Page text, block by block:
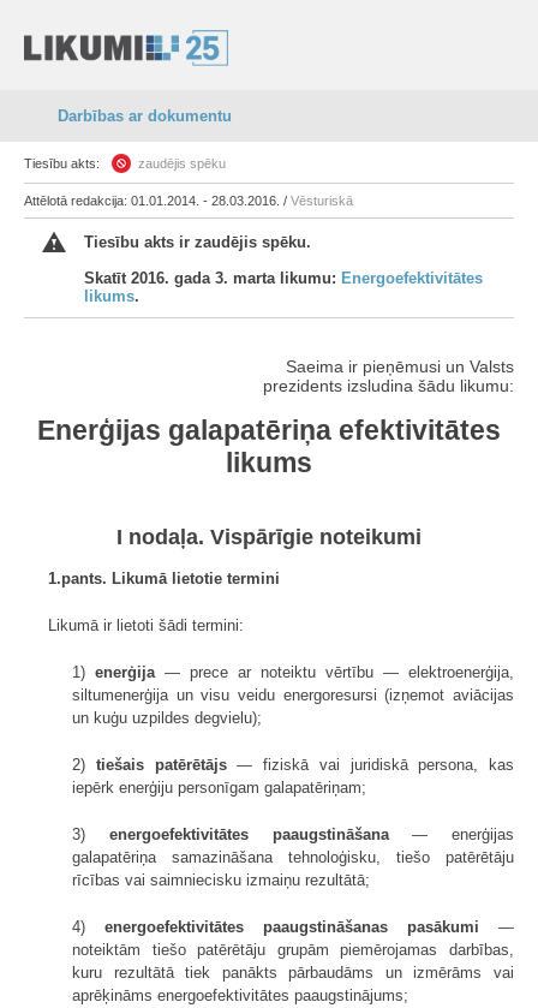
Darbības ar dokumentu
Tiesību akts: zaudējis spēku
Attēlotā redakcija: 01.01.2014. - 28.03.2016. / Vēsturiskā
Tiesību akts ir zaudējis spēku.
Skatīt 2016. gada 3. marta likumu: Energoefektivitātes
likums.
Saeima ir pieņēmusi un Valsts
prezidents izsludina šādu likumu:
Enerģijas galapatēriņa efektivitātes
likums
I nodaļa. Vispārīgie noteikumi
1.pants. Likumā lietotie termini
Likumā ir lietoti šādi termini:
1) enerģija — prece ar noteiktu vērtību — elektroenerģija,
siltumenerģija un visu veidu energoresursi (izņemot aviācijas
un kuģu uzpildes degvielu);
2) tiešais patērētājs— fiziskā vai juridiskā persona, kas
iepērk enerģiju personīgam galapatēriņam;
3) energoefektivitātes paaugstināšana— enerģijas
galapatēriņa samazināšana tehnoloģisku, tiešo patērētāju
rīcības vai saimniecisku izmaiņu rezultātā;
4) energoefektivitātes paaugstināšanas pasākumi —
noteiktām tiešo patērētāju grupām piemērojamas darbības,
kuru rezultātā tiek panākts pārbaudāms un izmērāms vai
aprēķināms energoefektivitātes paaugstinājums;